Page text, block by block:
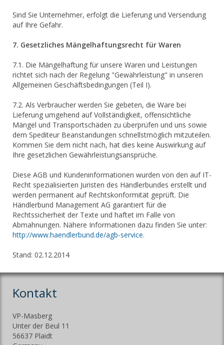
Sind Sie Unternehmer, erfolgt die Lieferung und Versendung
auf Ihre Gefahr.
7. Gesetzliches Mängelhaftungsrecht für Waren
7.1. Die Mängelhaftung für unsere Waren und Leistungen
richtet sich nach der Regelung "Gewährleistung" in unseren
Allgemeinen Geschäftsbedingungen (Teil I).
7.2. Als Verbraucher werden Sie gebeten, die Ware bei
Lieferung umgehend auf Vollständigkeit, offensichtliche
Mängel und Transportschäden zu überprüfen und uns sowie
dem Spediteur Beanstandungen schnellstmöglich mitzuteilen.
Kommen Sie dem nicht nach, hat dies keine Auswirkung auf
Ihre gesetzlichen Gewährleistungsansprüche.
Diese AGB und Kundeninformationen wurden von den auf IT-
Recht spezialisierten Juristen des Händlerbundes erstellt und
werden permanent auf Rechtskonformität geprüft. Die
Händlerbund Management AG garantiert für die
Rechtssicherheit der Texte und haftet im Falle von
Abmahnungen. Nähere Informationen dazu finden Sie unter:
http://www.haendlerbund.de/agb-service.
Stand: 02.12.2014
Kontakt
VP-Masberg
Unter der Beul 11
56637 Plaidt